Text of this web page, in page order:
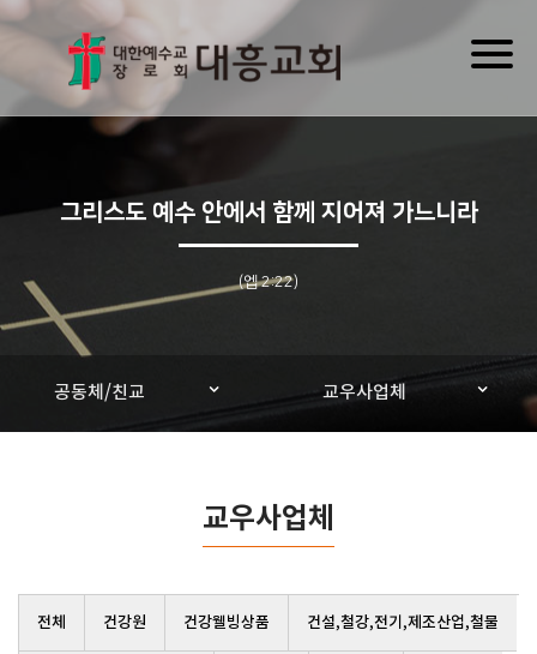
그리스도 예수 안에서 함께 지어져 가느니라
(엡 2:22)
공동체/친교 교우사업체
교우사업체
전체 건강원 건강웰빙상품 건설,철강,전기,제조산업,철물